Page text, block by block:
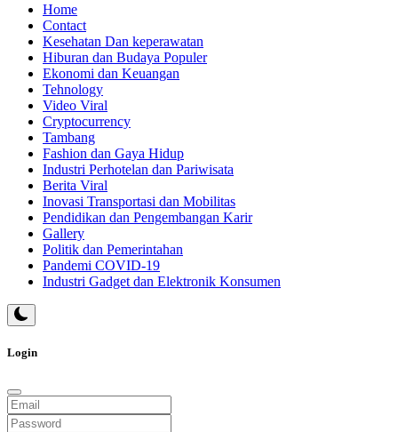
Home
Contact
Kesehatan Dan keperawatan
Hiburan dan Budaya Populer
Ekonomi dan Keuangan
Tehnology
Video Viral
Cryptocurrency
Tambang
Fashion dan Gaya Hidup
Industri Perhotelan dan Pariwisata
Berita Viral
Inovasi Transportasi dan Mobilitas
Pendidikan dan Pengembangan Karir
Gallery
Politik dan Pemerintahan
Pandemi COVID-19
Industri Gadget dan Elektronik Konsumen
Login